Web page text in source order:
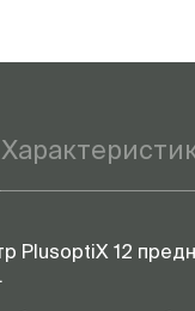
PlusoptiX 12